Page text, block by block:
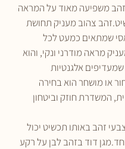
משפיעה מאוד על המראה
צהוב מעניק תחושת
שמתאים כמעט לכל
מראה מודרני ונקי, והוא
אלגנטיות
או מושחר הוא בחירה
המשדרת חוזק וביטחון
זהב באותו תכשיט יכול
דוד בזהב לבן על רקע